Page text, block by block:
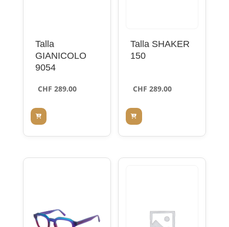
Talla
GIANICOLO
9054
CHF 289.00
Talla SHAKER
150
CHF 289.00